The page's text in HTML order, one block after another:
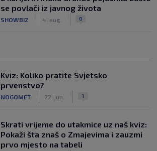
se povlači iz javnog života
SHOWBIZ 4. aug. 0
Kviz: Koliko pratite Svjetsko
prvenstvo?
NOGOMET 22. jun. 1
Skrati vrijeme do utakmice uz naš kviz:
Pokaži šta znaš o Zmajevima i zauzmi
prvo mjesto na tabeli